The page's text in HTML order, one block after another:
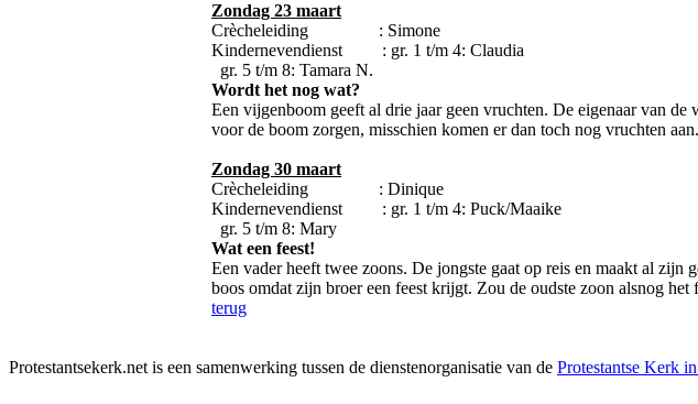
Zondag 23 maart
Crècheleiding : Simone
Kindernevendienst : gr. 1 t/m 4: Claudia
gr. 5 t/m 8: Tamara N.
Wordt het nog wat?
Een vijgenboom geeft al drie jaar geen vruchten. De eigenaar van
voor de boom zorgen, misschien komen er dan toch nog vruchten aan.
Zondag 30 maart
Crècheleiding : Dinique
Kindernevendienst : gr. 1 t/m 4: Puck/Maaike
gr. 5 t/m 8: Mary
Wat een feest!
Een vader heeft twee zoons. De jongste gaat op reis en maakt al
boos omdat zijn broer een feest krijgt. Zou de oudste zoon alsnog het
terug
Protestantsekerk.net is een samenwerking tussen de dienstenorganisatie van de Protestantse Kerk